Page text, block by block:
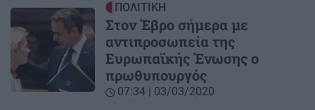
ΠΟΛΙΤΙΚΗ
Στον Έβρο σήμερα με
αντιπροσωπεία της
Ευρωπαϊκής Ένωσης ο
πρωθυπουργός
07:34 | 03/03/2020